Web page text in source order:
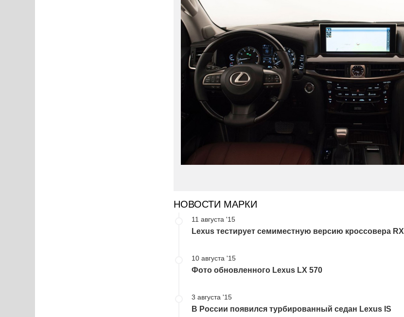
НОВОСТИ МАРКИ
11 августа '15
Lexus тестирует семиместную версию кроссовера RX
10 августа '15
Фото обновленного Lexus LX 570
3 августа '15
В России появился турбированный седан Lexus IS